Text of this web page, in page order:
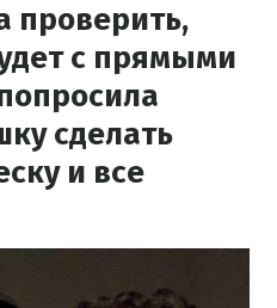
проверить,
с прямыми
сделать
и все